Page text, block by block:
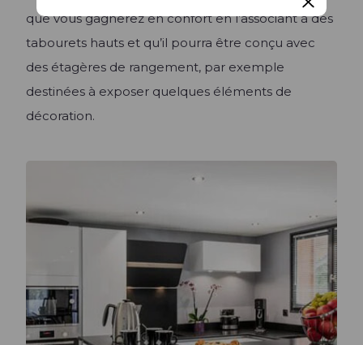
que vous gagnerez en confort en l’associant à des
tabourets hauts et qu’il pourra être conçu avec
des étagères de rangement, par exemple
destinées à exposer quelques éléments de
décoration.